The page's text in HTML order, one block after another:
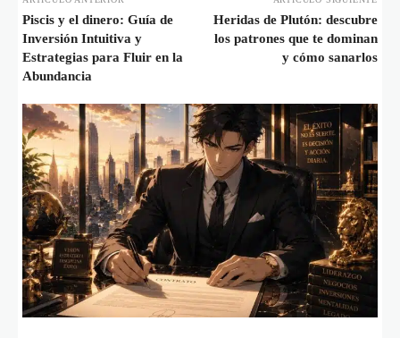
Piscis y el dinero: Guía de
Inversión Intuitiva y
Estrategias para Fluir en la
Abundancia
Heridas de Plutón: descubre
los patrones que te dominan
y cómo sanarlos